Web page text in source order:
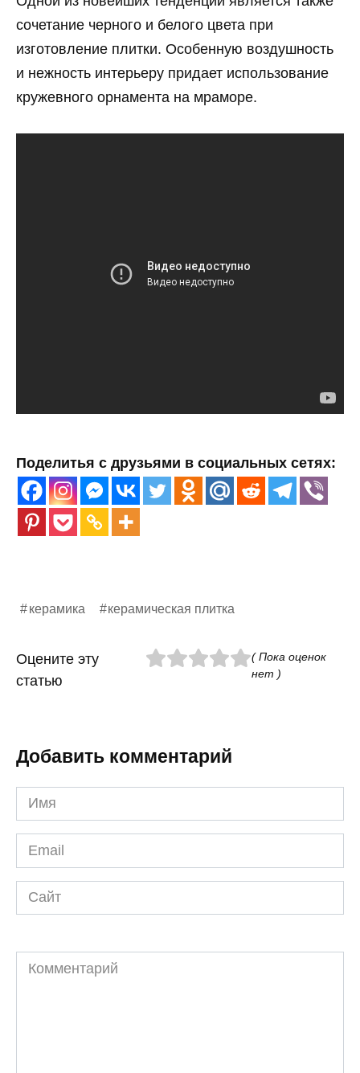
сочетание черного и белого цвета при
изготовление плитки. Особенную воздушность
и нежность интерьеру придает использование
кружевного орнамента на мраморе.
Поделитья с друзьями в социальных сетях:
керамика керамическая плитка
Оцените эту
статью
( Пока оценок
нет )
Добавить комментарий
Имя
*
Email
*
Сайт
Комментарий